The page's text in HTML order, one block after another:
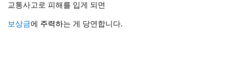
교통사고로 피해를 입게 되면
보상금에 주력하는 게 당연합니다.